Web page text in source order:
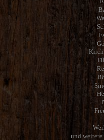
und weitere